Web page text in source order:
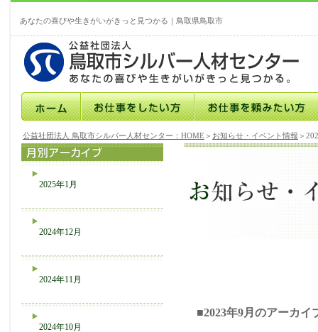
あなたの喜びや生きがいがきっと見つかる｜鳥取県鳥取市
公益社団法人 鳥取市シルバー人材センター：HOME ＞ お知らせ・イベント情報 ＞
■2023年9月のアーカイ
2025年1月
2024年12月
2024年11月
2024年10月